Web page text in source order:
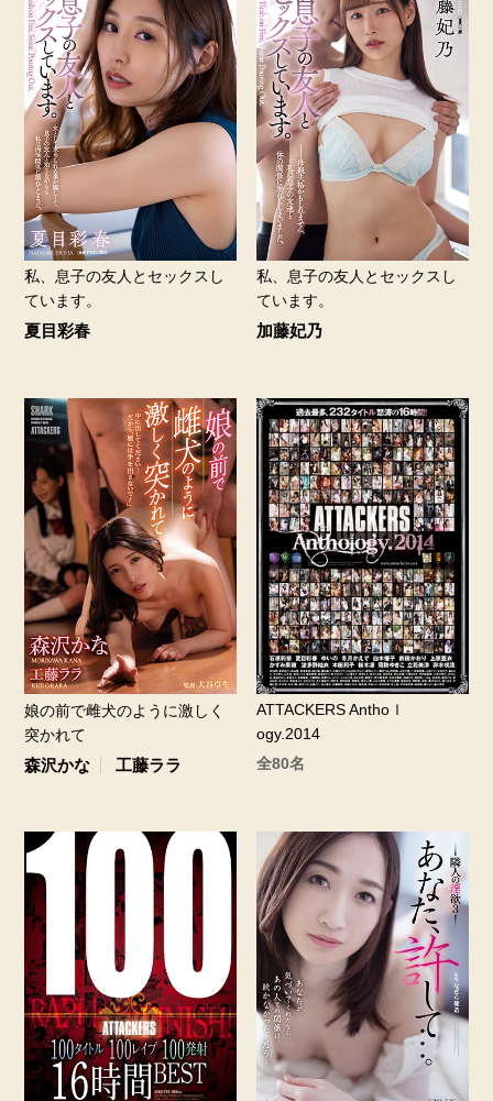
私、息子の友人とセックスし
ています。
夏目彩春
私、息子の友人とセックスし
ています。
加藤妃乃
娘の前で雌犬のように激しく
突かれて
森沢かな 工藤ララ
ATTACKERS Anthoｌ
ogy.2014
全80名